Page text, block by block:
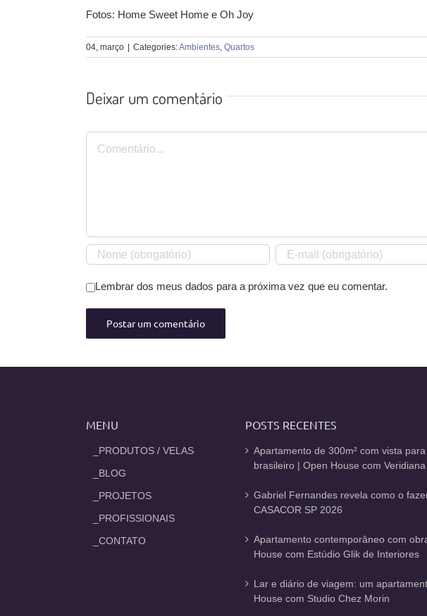
Fotos: Home Sweet Home e Oh Joy
04, março Categories:Ambientes, Quartos
Deixar um comentário
Comentário
Lembrar dos meus dados para a próxima vez que eu comentar.
MENU
_PRODUTOS / VELAS
_BLOG
_PROJETOS
_PROFISSIONAIS
_CONTATO
POSTS RECENTES
Apartamento de 300m² com vista
brasileiro | Open House com
Gabriel Fernandes revela como o
CASACOR SP 2026
Apartamento contemporâneo com
House com Estúdio Glik de Interiores
Lar e diário de viagem: um
House com Studio Chez Morin